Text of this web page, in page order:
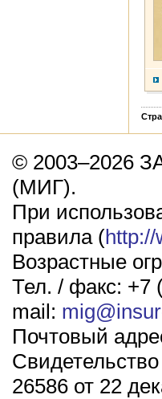
© 2003–2026
(МИГ).
При
правила (
Возрастные
Тел. / факс: +7
mail:
Почтовый
26586 от 22